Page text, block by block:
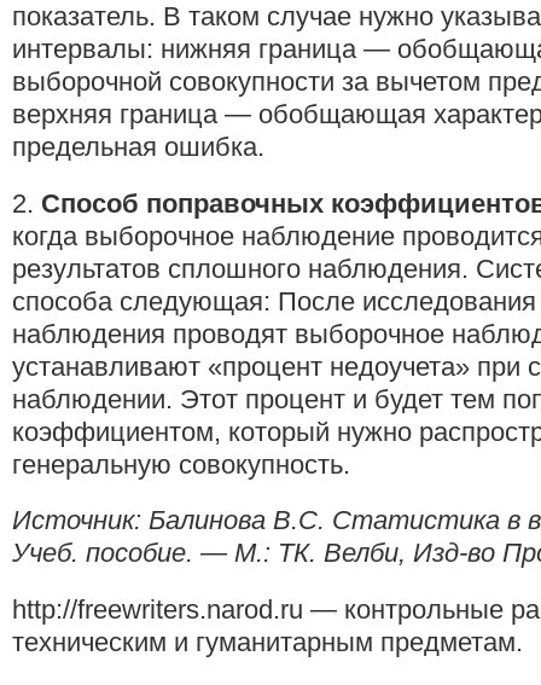
показатель. В таком случае нужно
интервалы: нижняя граница —
выборочной совокупности за вычетом
верхняя граница — обобщающая
предельная ошибка.
2. Способ поправочных
когда выборочное наблюдение
результатов сплошного наблюдения.
способа следующая: После
наблюдения проводят выборочное
устанавливают «процент недоучета» при
наблюдении. Этот процент и будет тем
коэффициентом, который нужно
генеральную совокупность.
Источник: Балинова B.C. Статистика в
Учеб. пособие. — М.: ТК. Велби, Изд-во
http://freewriters.narod.ru — контрольные
техническим и гуманитарным предметам.